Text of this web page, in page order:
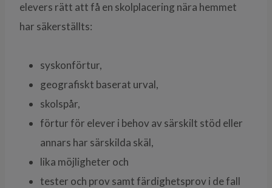
elevers rätt att få en skolplacering nära hemmet
har säkerställts:
syskonförtur,
geografiskt baserat urval,
skolspår,
förtur för elever i behov av särskilt stöd eller
annars har särskilda skäl,
lika möjligheter och
tester och prov samt färdighetsprov i de fall